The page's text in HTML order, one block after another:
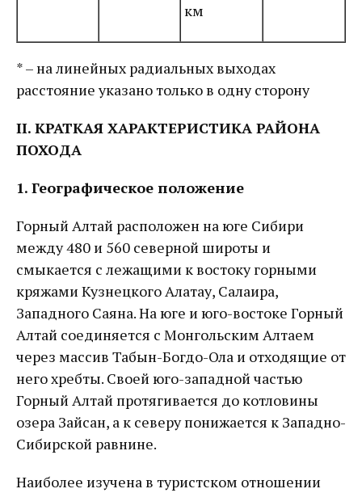
км
* – на линейных радиальных выходах
расстояние указано только в одну сторону
II. КРАТКАЯ ХАРАКТЕРИСТИКА РАЙОНА
ПОХОДА
1. Географическое положение
Горный Алтай расположен на юге Сибири
между 480 и 560 северной широты и
смыкается с лежащими к востоку горными
кряжами Кузнецкого Алатау, Салаира,
Западного Саяна. На юге и юго-востоке Горный
Алтай соединяется с Монгольским Алтаем
через массив Табын-Богдо-Ола и отходящие от
него хребты. Своей юго-западной частью
Горный Алтай протягивается до котловины
озера Зайсан, а к северу понижается к Западно-
Сибирской равнине.
Наиболее изучена в туристском отношении